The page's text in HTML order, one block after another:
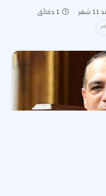
1 دقائق